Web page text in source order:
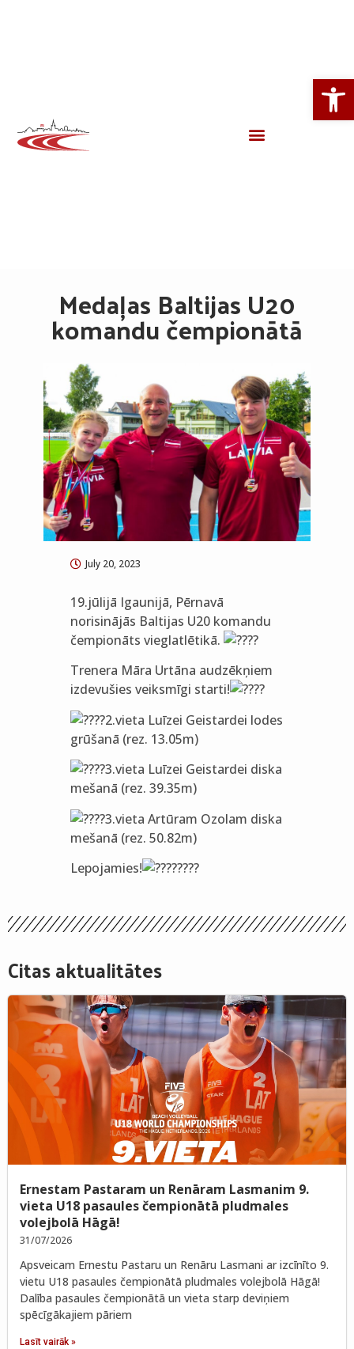
Medaļas Baltijas U20
komandu čempionātā
July 20, 2023
19.jūlijā Igaunijā, Pērnavā
norisinājās Baltijas U20 komandu
čempionāts vieglatlētikā.
Trenera Māra Urtāna audzēkņiem
izdevušies veiksmīgi starti!
2.vieta Luīzei Geistardei lodes
grūšanā (rez. 13.05m)
3.vieta Luīzei Geistardei diska
mešanā (rez. 39.35m)
3.vieta Artūram Ozolam diska
mešanā (rez. 50.82m)
Lepojamies!
Citas aktualitātes
Ernestam Pastaram un Renāram Lasmanim 9.
vieta U18 pasaules čempionātā pludmales
volejbolā Hāgā!
31/07/2026
Apsveicam Ernestu Pastaru un Renāru Lasmani ar izcīnīto 9.
vietu U18 pasaules čempionātā pludmales volejbolā Hāgā!
Dalība pasaules čempionātā un vieta starp deviņiem
spēcīgākajiem pāriem
Lasīt vairāk »